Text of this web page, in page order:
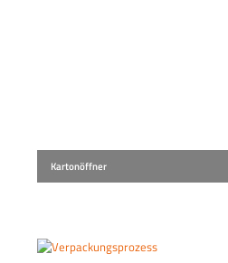
Kartonöffner